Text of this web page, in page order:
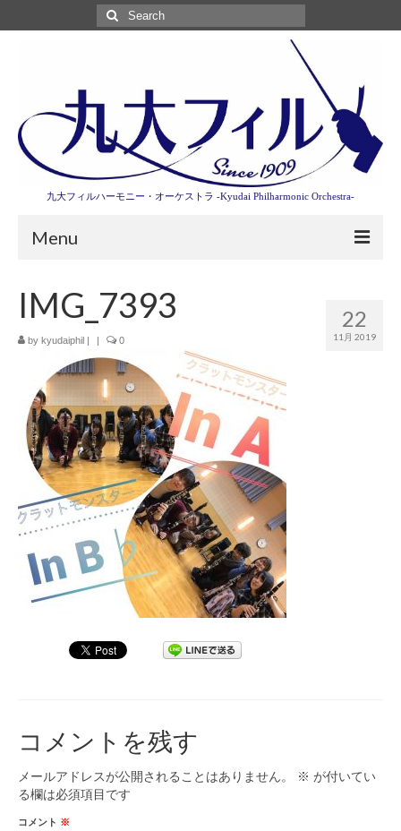
Search
for:
九大フィルハーモニー・オーケストラ -Kyudai Philharmonic Orchestra-
Menu
演奏会情報
卒業記念演奏会2027
九大フィルとは
九大フィルの歴史
ご寄付のお願い
演奏会の歴史
出張演奏
九大フィル特集ページ
団員専用ページ
22
11月 2019
IMG_7393
by kyudaiphil 0
コメントを残す
メールアドレスが公開されることはありません。 ※ が付いてい
る欄は必須項目です
コメント ※